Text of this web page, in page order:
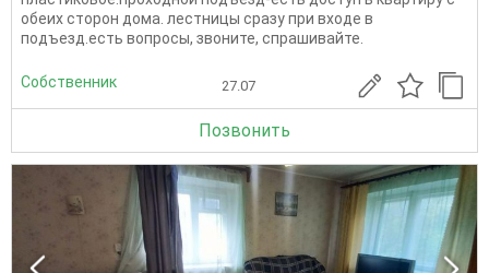
обеих сторон дома. лестницы сразу при входе в
подъезд.есть вопросы, звоните, спрашивайте.
Собственник 27.07
Позвонить